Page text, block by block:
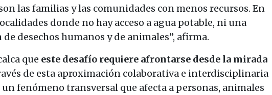
las familias y las comunidades con menos recursos. En
donde no hay acceso a agua potable, ni una
desechos humanos y de animales”, afirma.
que este desafío requiere afrontarse desde la mirada
de esta aproximación colaborativa e interdisciplinaria
fenómeno transversal que afecta a personas, animales